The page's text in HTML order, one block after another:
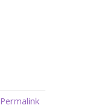
Permalink